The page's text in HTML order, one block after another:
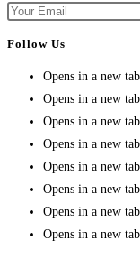
Follow Us
Opens in a new tab
Opens in a new tab
Opens in a new tab
Opens in a new tab
Opens in a new tab
Opens in a new tab
Opens in a new tab
Opens in a new tab